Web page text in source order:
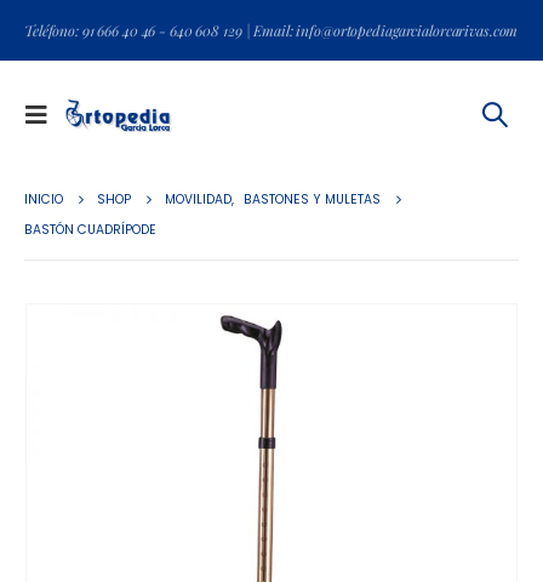
Teléfono: 91 666 40 46 - 640 608 129 | Email: info@ortopediagarcialorcarivas.com
INICIO SHOP MOVILIDAD, BASTONES Y MULETAS
BASTÓN CUADRÍPODE